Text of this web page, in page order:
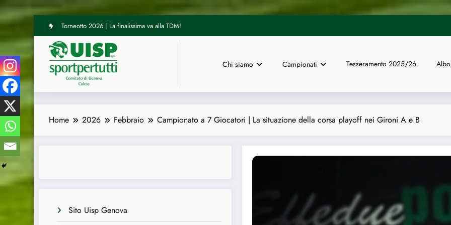
al
contenuto
Torneotto 2026 | La finalissima va alla TDM!
UISP Genova | Tre arbitri del nostro Comitato hanno diretto le finali nazionali a 11 di calcio UISP Genova | Dal 16
Chi siamo Campionati Tesseramento 2025/26
Home 2026 Febbraio Campionato a 7 Giocatori | La situazione della corsa playoff nei Gironi A e B
Sito Uisp Genova